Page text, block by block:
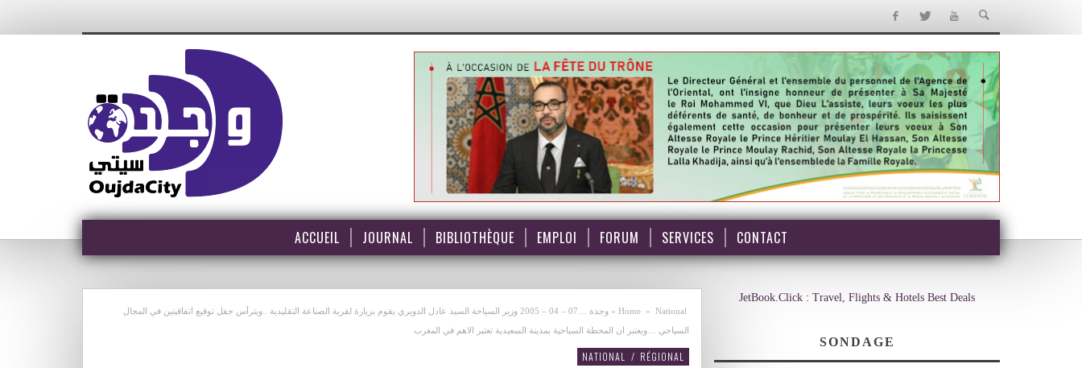
ACCUEIL JOURNAL BIBLIOTHÈQUE EMPLOI FORUM SERVICES CONTACT
Home » National
»
وجدة …07 – 04 – 2005 وزير السياحة السيد عادل الدويري يقوم بزيارة لقرية الصناعة التقليدية ..ويترأس حفل توقيع اتفاقيتين في المجال
السياحي …ويعتبر ان المحطة السياحية بمدينة السعيدية تعتبر الاهم في المغرب
NATIONAL / RÉGIONAL
JetBook.Click : Travel, Flights & Hotels Best Deals
SONDAGE